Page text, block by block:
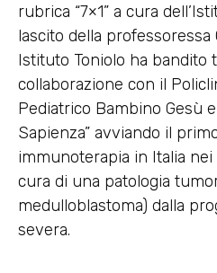
rubrica “7×1” a cura
lascito della professoressa
Istituto Toniolo ha bandito
collaborazione con il
Pediatrico Bambino Gesù
Sapienza” avviando il
immunoterapia in Italia
cura di una patologia
medulloblastoma) dalla
severa.